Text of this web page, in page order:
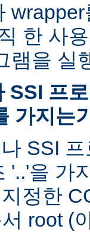
한 사
램을 실
SSI 프
가지는
SSI
'..'을 가
정한
root (